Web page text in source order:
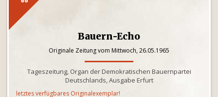
Bauern-Echo
Originale Zeitung vom Mittwoch, 26.05.1965
Tageszeitung, Organ der Demokratischen Bauernpartei
Deutschlands, Ausgabe Erfurt
letztes verfügbares Originalexemplar!